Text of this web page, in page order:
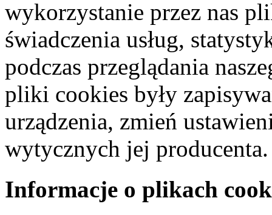
wykorzystanie przez nas
świadczenia usług,
podczas przeglądania
pliki cookies były
urządzenia, zmień
wytycznych jej producenta.
Informacje o plikach